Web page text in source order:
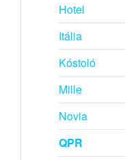
Hotel
Itália
Kóstoló
Mille
Novia
QPR